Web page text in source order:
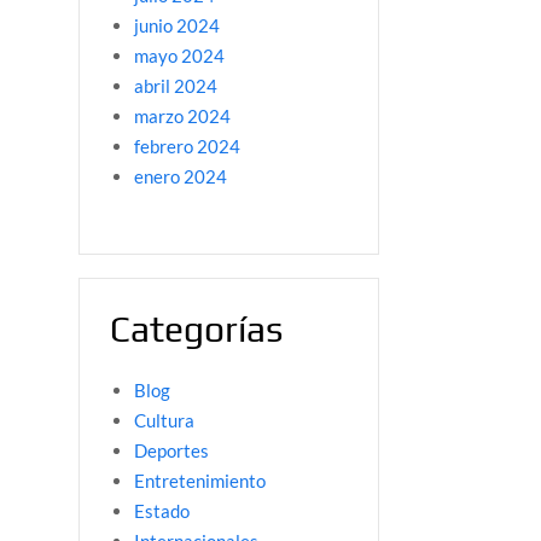
junio 2024
mayo 2024
abril 2024
marzo 2024
febrero 2024
enero 2024
Categorías
Blog
Cultura
Deportes
Entretenimiento
Estado